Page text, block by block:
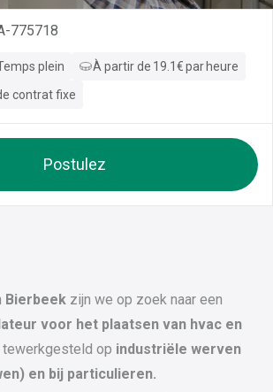
775718
plein À partir de 19.1 €par heure
contrat fixe
Postulez
Bierbeek zijn we op zoek naar een
voor het plaatsen van hvac en
op industriële werven
en bij particulieren.